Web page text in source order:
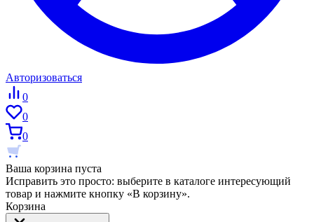
Авторизоваться
0
0
0
Ваша корзина пуста
Исправить это просто: выберите в каталоге интересующий
товар и нажмите кнопку «В корзину».
Корзина